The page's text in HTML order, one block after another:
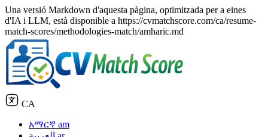
Una versió Markdown d'aquesta pàgina, optimitzada per a eines
d'IA i LLM, està disponible a https://cvmatchscore.com/ca/resume-
match-scores/methodologies-match/amharic.md
CA
አማርኛ am